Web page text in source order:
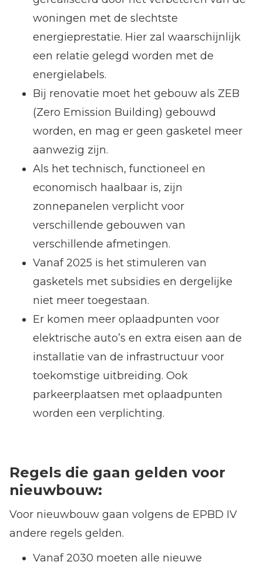
woningen met de slechtste
energieprestatie. Hier zal waarschijnlijk
een relatie gelegd worden met de
energielabels.
Bij renovatie moet het gebouw als ZEB
(Zero Emission Building) gebouwd
worden, en mag er geen gasketel meer
aanwezig zijn.
Als het technisch, functioneel en
economisch haalbaar is, zijn
zonnepanelen verplicht voor
verschillende gebouwen van
verschillende afmetingen.
Vanaf 2025 is het stimuleren van
gasketels met subsidies en dergelijke
niet meer toegestaan.
Er komen meer oplaadpunten voor
elektrische auto’s en extra eisen aan de
installatie van de infrastructuur voor
toekomstige uitbreiding. Ook
parkeerplaatsen met oplaadpunten
worden een verplichting.
Regels die gaan gelden voor
nieuwbouw:
Voor nieuwbouw gaan volgens de EPBD IV
andere regels gelden.
Vanaf 2030 moeten alle nieuwe